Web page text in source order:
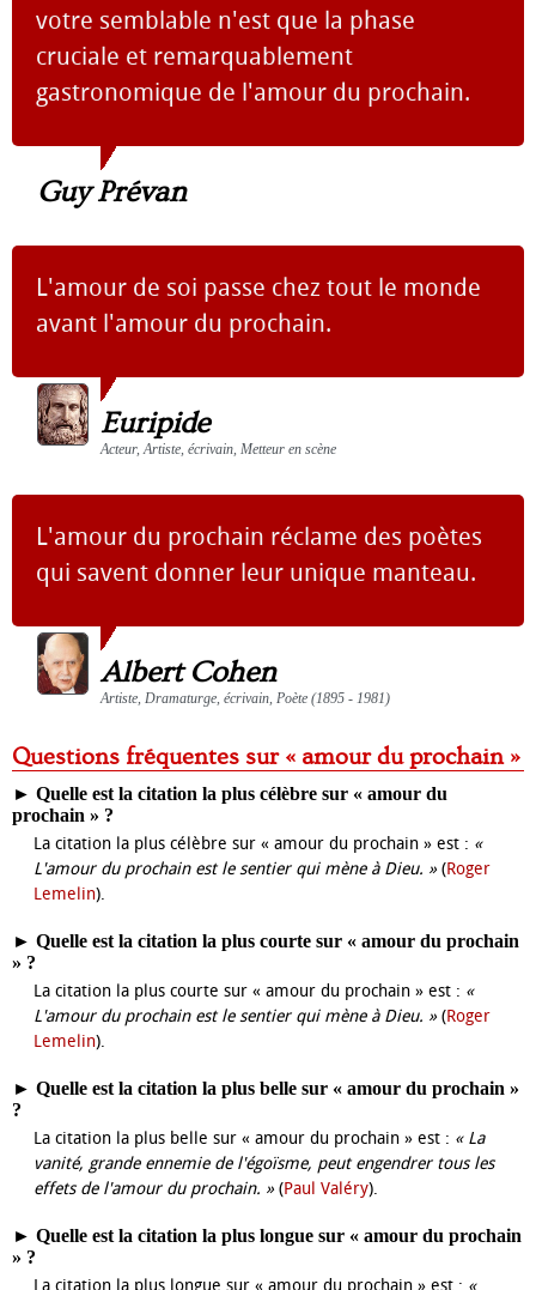
votre semblable n'est que la phase
cruciale et remarquablement
gastronomique de l'amour du prochain.
Guy Prévan
L'amour de soi passe chez tout le monde
avant l'amour du prochain.
Euripide
Acteur, Artiste, écrivain, Metteur en scène
L'amour du prochain réclame des poètes
qui savent donner leur unique manteau.
Albert Cohen
Artiste, Dramaturge, écrivain, Poète (1895 - 1981)
Questions fréquentes sur « amour du prochain »
► Quelle est la citation la plus célèbre sur « amour du
prochain » ?
La citation la plus célèbre sur « amour du prochain » est : «
L'amour du prochain est le sentier qui mène à Dieu. »(Roger
Lemelin).
► Quelle est la citation la plus courte sur « amour du prochain
» ?
La citation la plus courte sur « amour du prochain » est : «
L'amour du prochain est le sentier qui mène à Dieu. »(Roger
Lemelin).
► Quelle est la citation la plus belle sur « amour du prochain »
?
La citation la plus belle sur « amour du prochain » est : « La
vanité, grande ennemie de l'égoïsme, peut engendrer tous les
effets de l'amour du prochain. »(Paul Valéry).
► Quelle est la citation la plus longue sur « amour du prochain
» ?
La citation la plus longue sur « amour du prochain » est : «